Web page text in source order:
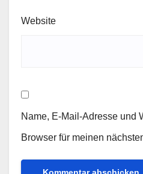
Website
Name, E-Mail-Adresse und
Browser für meinen